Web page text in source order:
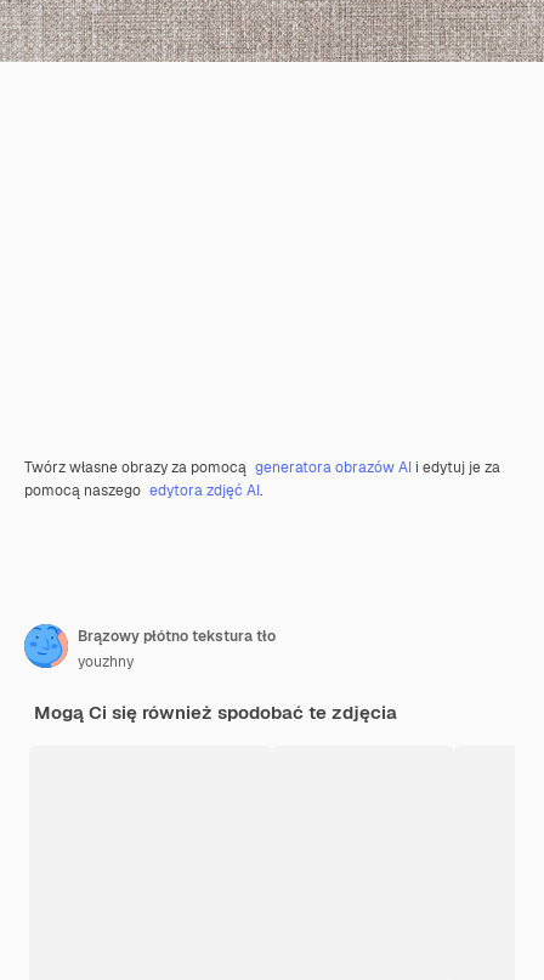
Twórz własne obrazy za pomocą generatora obrazów AI i edytuj je za
pomocą naszego edytora zdjęć AI.
Brązowy płótno tekstura tło
youzhny
Mogą Ci się również spodobać te zdjęcia